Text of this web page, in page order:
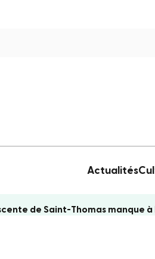
Actualités
de Saint-Thomas manque